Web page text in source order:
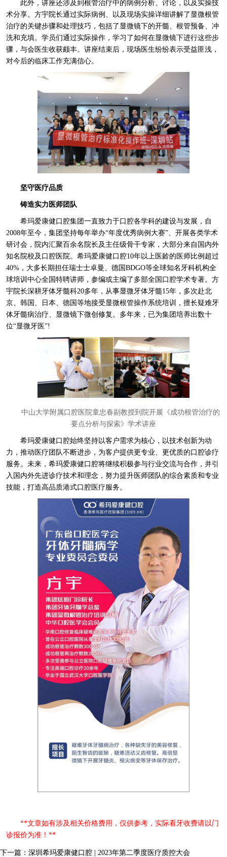
此外，讲座还涉及到根管治疗中的病例分析、讨论，以及实操技
术分享。方宇院长通过实际病例、以及现场实操详细讲解了显微根管
治疗的关键步骤和处理技巧，包括了显微镜下的开髓、根管预备、冲
洗和充填。学员们通过实际操作，学习了如何在显微镜下进行这些步
骤，与会医生收获颇丰。讲座结束后，现场医生纷纷表示受益匪浅，
对今后的临床工作充满信心。
坚守医疗品质
铸造实力医师团队
希玛爱康健口腔集团一直致力于口腔各学科的建设与发展，自
2008年至今，集团坚持每年举办“年度优秀病例大赛”、开展各类学术
研讨会，院内汇聚百余名院长及主任级骨干专家，大部分来自国内外
知名院校及口腔医院。希玛爱康健口腔10年以上医龄的医师比例超过
40%，大多长期担任瑞士士卓曼、德国BDGO等全球知名牙科机构全
球培训中心全国特聘讲师，参编或主编了多部全国口腔学术专著。方
宇院长深耕牙体牙髓科20多年，从事显微牙体牙髓15年，多次赴北
京、韩国、日本、德国等地接受显微根管操作系统培训，擅长疑难牙
体牙髓病治疗、显微镜下微创修复。多年来，已为集团培养出数十
位“显微牙医”!
中山大学附属口腔医院童忠春副教授到院开展《成功根管治疗的
要点分析与探索》学术讲座
希玛爱康健口腔始终坚持以客户需求为核心，以技术创新为动
力，推动医疗团队不断进步，为客户提供更专业、更优质的口腔诊疗
服务。未来，希玛爱康健口腔将继续积极参与行业交流与合作，并引
入国内外先进诊疗技术和理念，努力提升医师团队的综合素质和专业
技能，打造高品质港式口腔医疗服务。
**文章如有涉及相关价格费用，仅供参考，实际看牙收费请以门
诊报价为准！**
下一篇：深圳希玛爱康健口腔 | 2023年第二季度医疗质控大会